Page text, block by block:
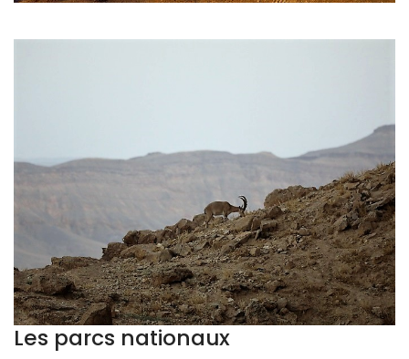
Les parcs nationaux